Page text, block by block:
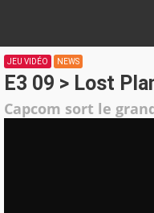
JEU VIDÉO NEWS
E3 09 > Lost
Capcom sort le